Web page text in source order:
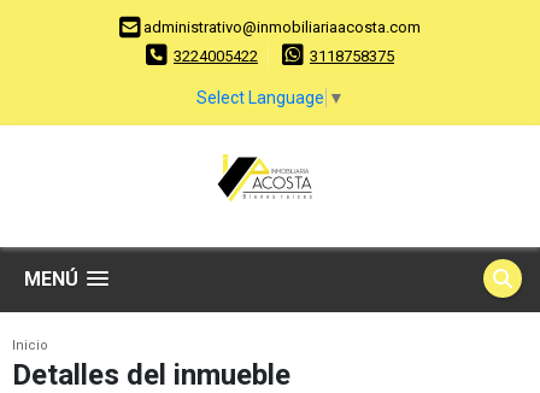
administrativo@inmobiliariaacosta.com
3224005422
3118758375
Select Language ▼
MENÚ
Inicio
Detalles del inmueble